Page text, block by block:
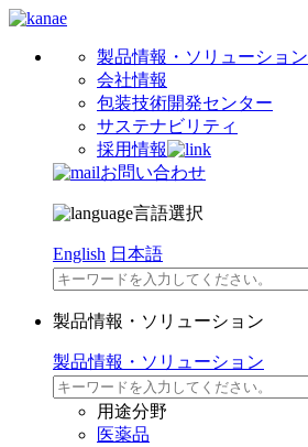
製品情報・ソリューション
会社情報
包装技術開発センター
サステナビリティ
採用情報
お問い合わせ
言語選択
English 日本語
製品情報・ソリューション
製品情報・ソリューション
用途分野
医薬品